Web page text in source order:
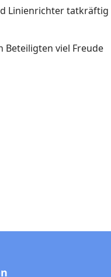
Linienrichter tatkräftig
Beteiligten viel Freude